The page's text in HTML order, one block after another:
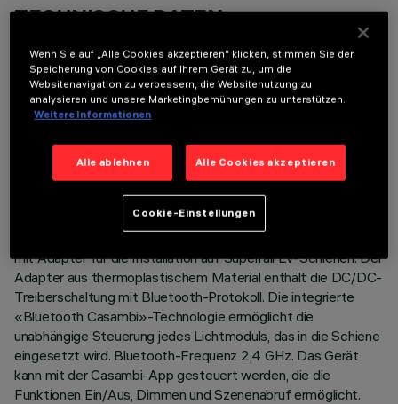
TECHNISCHE DATEN
BESCHREIBUNG
Festes lineares Modul mit 5 optischen Elementen mit
reduziertem Lichtstrom, speziell für den Anschluss in einer
durchgehenden Reihe mit den anderen vorbereiteten
Modulen (High Contrast Low Output mit 5 und/oder 10
Zellen). Möglichkeit des kontinuierlichen Kontakts mit
Lichtleisten (LED-Stick). Die Kombination mit den übrigen
mit Adapter für die Installation auf Superrail LV-Schienen. Der
Adapter aus thermoplastischem Material enthält die DC/DC-
Treiberschaltung mit Bluetooth-Protokoll. Die integrierte
«Bluetooth Casambi»-Technologie ermöglicht die
unabhängige Steuerung jedes Lichtmoduls, das in die Schiene
eingesetzt wird. Bluetooth-Frequenz 2,4 GHz. Das Gerät
kann mit der Casambi-App gesteuert werden, die die
Funktionen Ein/Aus, Dimmen und Szenenabruf ermöglicht.
Wenn Sie auf „Alle Cookies akzeptieren“ klicken, stimmen Sie der
Speicherung von Cookies auf Ihrem Gerät zu, um die
Websitenavigation zu verbessern, die Websitenutzung zu
analysieren und unsere Marketingbemühungen zu unterstützen.
Weitere Informationen
Alle ablehnen Alle Cookies akzeptieren
Cookie-Einstellungen